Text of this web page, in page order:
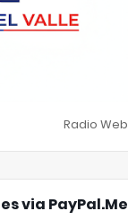
Radio Web
via PayPal.Me